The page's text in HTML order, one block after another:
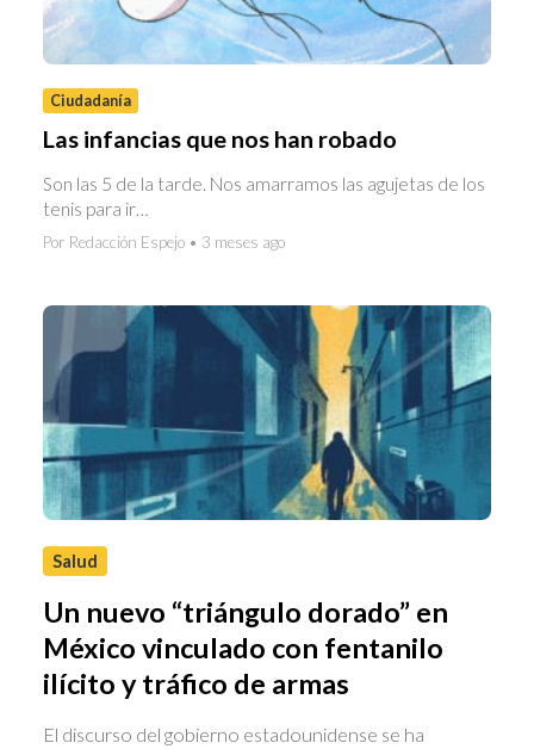
Ciudadanía
Las infancias que nos han robado
Son las 5 de la tarde. Nos amarramos las agujetas de los
tenis para ir…
Por Redacción Espejo • 3 meses ago
Salud
Un nuevo “triángulo dorado” en
México vinculado con fentanilo
ilícito y tráfico de armas
El discurso del gobierno estadounidense se ha